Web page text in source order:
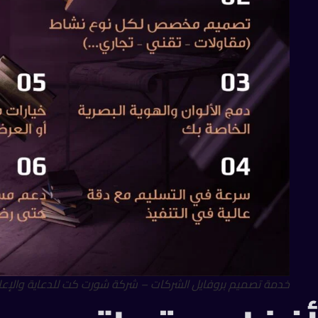
خدمة تصميم بروفايل الشركات – شركة شورت كت للدعاية